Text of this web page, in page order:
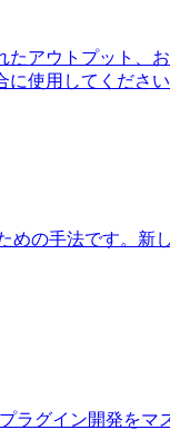
アウトプット、
使用してください
めの手法です。
ラグイン開発を